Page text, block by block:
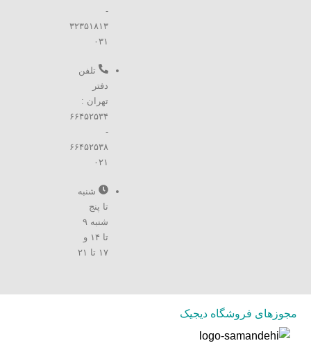
-
۳۲۳۵۱۸۱۳
۰۳۱
تلفن
دفتر
تهران :
۶۶۴۵۲۵۳۴
-
۶۶۴۵۲۵۳۸
۰۲۱
شنبه
تا پنج
شنبه ۹
تا ۱۴ و
۱۷ تا ۲۱
مجوزهای فروشگاه دیجیک